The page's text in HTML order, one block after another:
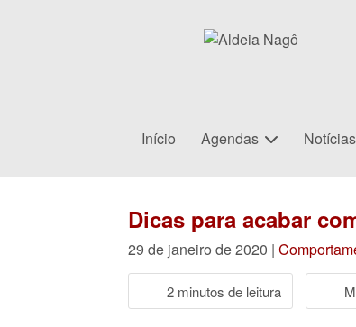
Início Agendas Notícias
Dicas para acabar
29 de janeiro de 2020 |
2 minutos de leitura